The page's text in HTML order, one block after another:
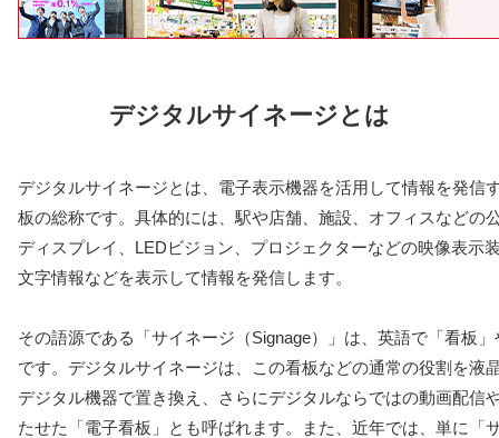
デジタルサイネージとは
デジタルサイネージとは、電子表示機器を活用して情報を発信
板の総称です。具体的には、駅や店舗、施設、オフィスなどの
ディスプレイ、LEDビジョン、プロジェクターなどの映像表示
文字情報などを表示して情報を発信します。
その語源である「サイネージ（Signage）」は、英語で「看板
です。デジタルサイネージは、この看板などの通常の役割を液
デジタル機器で置き換え、さらにデジタルならではの動画配信
たせた「電子看板」とも呼ばれます。また、近年では、単に「